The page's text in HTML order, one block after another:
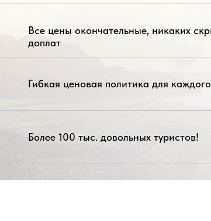
Все цены окончательные, никаких
доплат
Гибкая ценовая политика для
Более 100 тыс. довольных туристов!